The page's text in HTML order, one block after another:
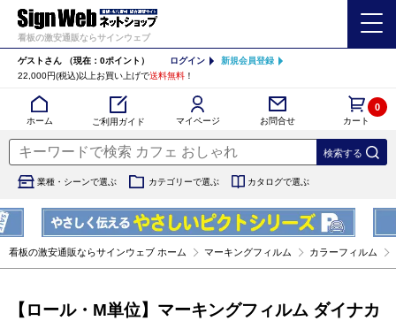
看板の激安通販ならサインウェブ
ゲストさん （現在：0ポイント） ログイン
新規会員登録
22,000円(税込)以上お買い上げで送料無料 ！
ホーム ご利用ガイド マイページ お問合せ カート
0
業種・シーンで選ぶ カテゴリーで選ぶ カタログで選ぶ
看板の激安通販ならサインウェブ ホーム マーキングフィルム カラーフィルム
【ロール・M単位】マーキングフィルム ダイナカ